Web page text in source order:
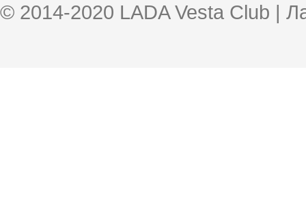
© 2014-2020 LADA Vesta Club |